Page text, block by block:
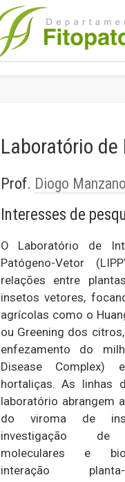
Laboratório
Prof. Diogo
Interesses de
O Laboratório de
Patógeno-Vetor
relações entre
insetos vetores,
agrícolas como o
ou Greening dos
enfezamento do
Disease Complex)
hortaliças. As linhas
laboratório abrangem
do viroma de
investigação de
moleculares e
interação planta-